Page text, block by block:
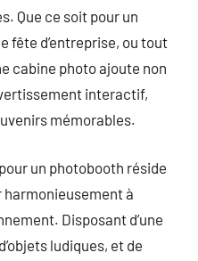
Que ce soit pour un
fête d’entreprise, ou tout
cabine photo ajoute non
interactif,
mémorables.
un photobooth réside
harmonieusement à
Disposant d’une
ludiques, et de